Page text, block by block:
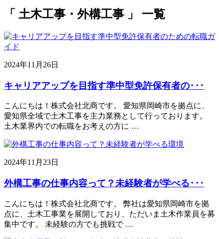
「 土木工事・外構工事 」 一覧
2024年11月26日
キャリアアップを目指す準中型免許保有者の･･･
こんにちは！株式会社北商です。 愛知県岡崎市を拠点に、
愛知県全域で土木工事を主力業務として行っております。
土木業界内での転職をお考えの方に …
2024年11月23日
外構工事の仕事内容って？未経験者が学べる･･･
こんにちは！株式会社北商です。 弊社は愛知県岡崎市を拠
点に、土木工事業を展開しており、ただいま土木作業員を募
集中です。 未経験の方でも挑戦で …